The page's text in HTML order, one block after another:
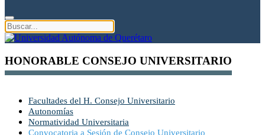
HONORABLE CONSEJO UNIVERSITARIO
Facultades del H. Consejo Universitario
Autonomías
Normatividad Universitaria
Convocatoria a Sesión de Consejo Universitario